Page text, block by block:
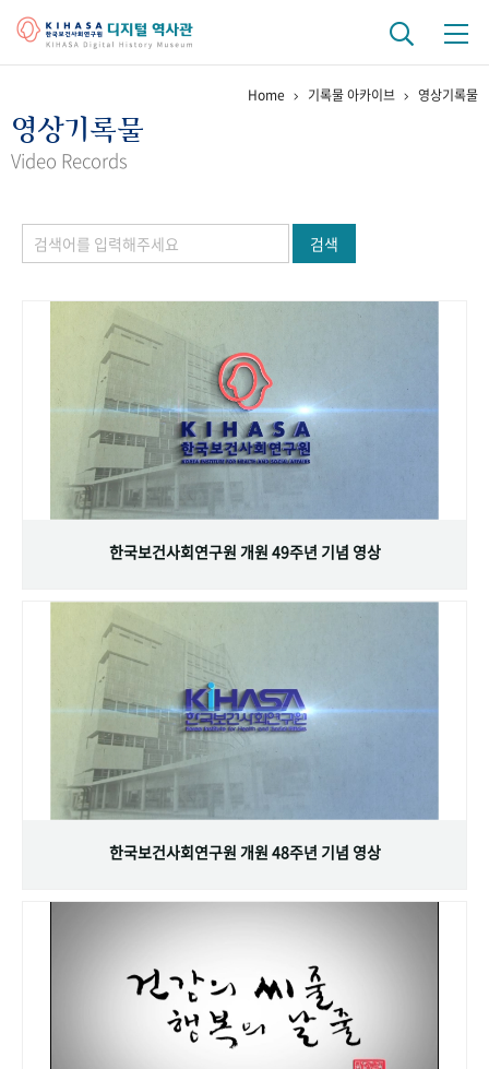
걸어온 길 기관 변천사
정책과 연구 키워드로 보는 연구 역사
연구자들
기록물 아카이브
사진 아카이브 문서 기록물 행정박물 영상 기록물
주년 기념
성과 50선 숫자로 보는 50년
VR 역사관
Home 기록물 아카이브 영상기록물
영상기록물
Video Records
검색
한국보건사회연구원 개원 49주년 기념 영상
한국보건사회연구원 개원 48주년 기념 영상